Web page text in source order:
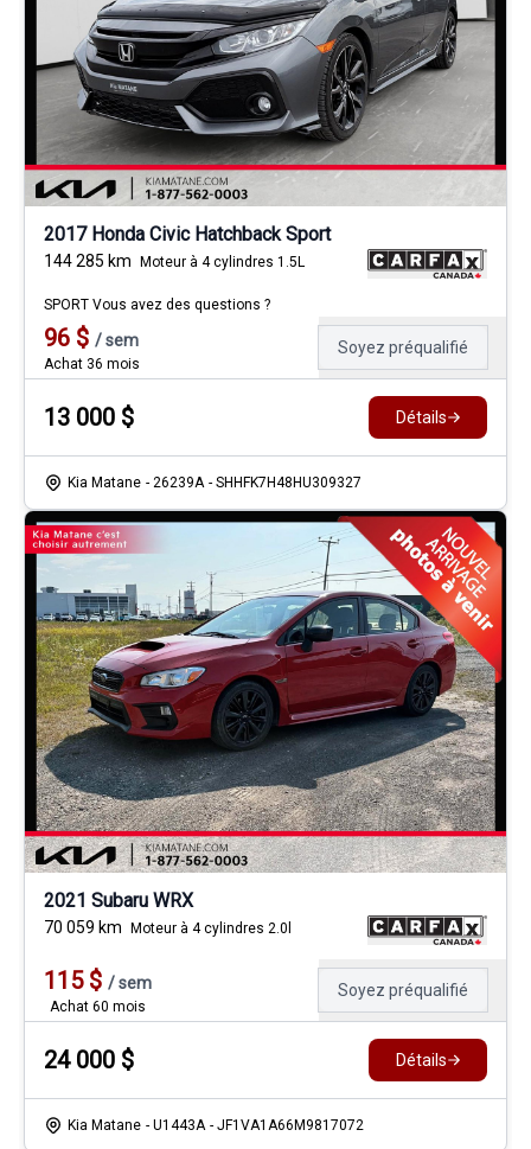
2017 Honda Civic Hatchback Sport
144 285 km Moteur à 4 cylindres 1.5L
SPORT Vous avez des questions ?
96 $ /sem
Achat 36 mois
Soyez préqualifié
13 000 $ Détails
Kia Matane - 26239A - SHHFK7H48HU309327
2021 Subaru WRX
70 059 km Moteur à 4 cylindres 2.0l
115$ /sem
Achat 60 mois
Soyez préqualifié
24 000 $ Détails
Kia Matane - U1443A - JF1VA1A66M9817072